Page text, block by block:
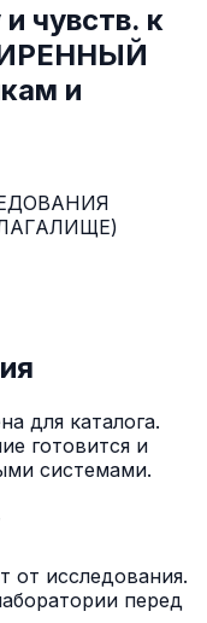
чувств. к
и
для каталога.
готовится и
системами.
от исследования.
перед